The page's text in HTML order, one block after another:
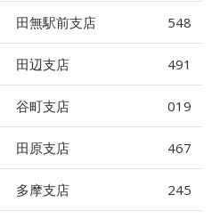
田無駅前支店 548
田辺支店 491
谷町支店 019
田原支店 467
多摩支店 245